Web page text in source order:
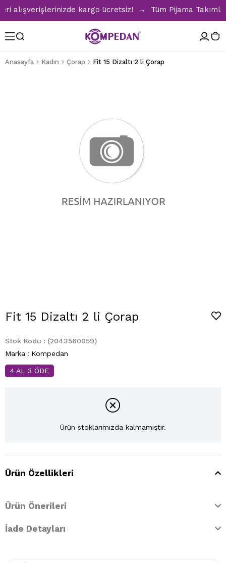
alışverişlerinizde kargo ücretsiz! → Tüm Pijama
Anasayfa Kadın Çorap Fit 15 Dizaltı 2 li Çorap
Fit 15 Dizaltı 2 li Çorap
Stok Kodu
(2043560059)
Marka : Kompedan
4 AL 3 ÖDE
Ürün stoklarımızda kalmamıştır.
Ürün Özellikleri
Ürün Önerileri
İade Detayları